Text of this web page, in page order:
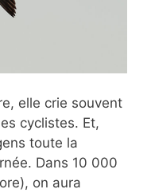
elle crie souvent
cyclistes. Et,
toute la
Dans 10 000
on aura